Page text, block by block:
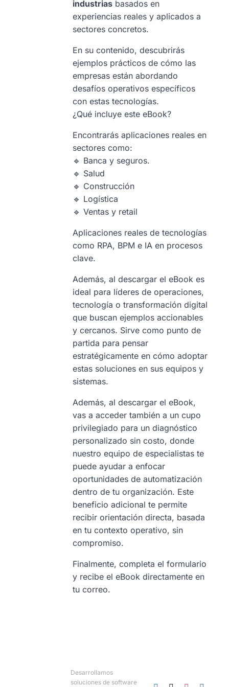
industrias basados en
experiencias reales y aplicados a
sectores concretos.
En su contenido, descubrirás
ejemplos prácticos de cómo las
empresas están abordando
desafíos operativos específicos
con estas tecnologías.
¿Qué incluye este eBook?
Encontrarás aplicaciones reales en
sectores como:
🔹 Banca y seguros.
🔹 Salud
🔹 Construcción
🔹 Logística
🔹 Ventas y retail
Aplicaciones reales de tecnologías
como RPA, BPM e IA en procesos
clave.
Además, al descargar el eBook es
ideal para líderes de operaciones,
tecnología o transformación digital
que buscan ejemplos accionables
y cercanos. Sirve como punto de
partida para pensar
estratégicamente en cómo adoptar
estas soluciones en sus equipos y
sistemas.
Además, al descargar el eBook,
vas a acceder también a un cupo
privilegiado para un diagnóstico
personalizado sin costo, donde
nuestro equipo de especialistas te
puede ayudar a enfocar
oportunidades de automatización
dentro de tu organización. Este
beneficio adicional te permite
recibir orientación directa, basada
en tu contexto operativo, sin
compromiso.
Finalmente, completa el formulario
y recibe el eBook directamente en
tu correo.
Desarrollamos
soluciones de software